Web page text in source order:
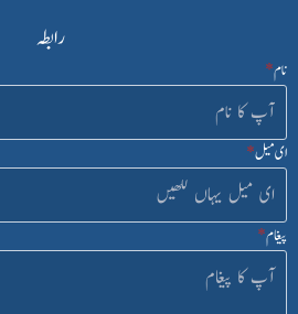
رابطہ
نام*
ای میل*
پیغام*